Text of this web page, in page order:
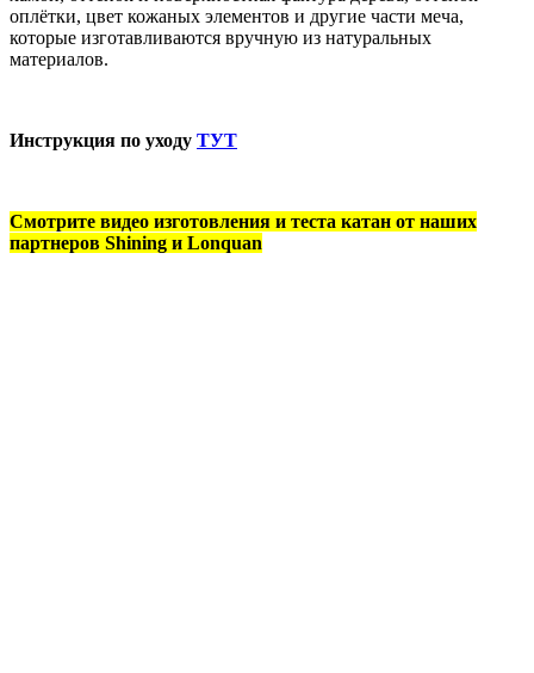
оплётки, цвет кожаных элементов и другие части меча,
которые изготавливаются вручную из натуральных
материалов.
Инструкция по уходу ТУТ
Смотрите видео изготовления и теста катан от наших
партнеров Shining и Lonquan